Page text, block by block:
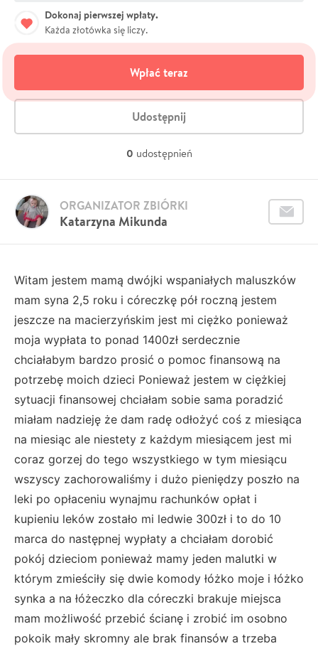
Dokonaj pierwszej wpłaty.
Każda złotówka się liczy.
Wpłać teraz
Udostępnij
0 udostępnień
Katarzyna Mikunda
ORGANIZATOR ZBIÓRKI
Witam jestem mamą dwójki wspaniałych maluszków
mam syna 2,5 roku i córeczkę pół roczną jestem
jeszcze na macierzyńskim jest mi ciężko ponieważ
moja wypłata to ponad 1400zł serdecznie
chciałabym bardzo prosić o pomoc finansową na
potrzebę moich dzieci Ponieważ jestem w ciężkiej
sytuacji finansowej chciałam sobie sama poradzić
miałam nadzieję że dam radę odłożyć coś z miesiąca
na miesiąc ale niestety z każdym miesiącem jest mi
coraz gorzej do tego wszystkiego w tym miesiącu
wszyscy zachorowaliśmy i dużo pieniędzy poszło na
leki po opłaceniu wynajmu rachunków opłat i
kupieniu leków zostało mi ledwie 300zł i to do 10
marca do następnej wypłaty a chciałam dorobić
pokój dzieciom ponieważ mamy jeden malutki w
którym zmieściły się dwie komody łóżko moje i łóżko
synka a na łóżeczko dla córeczki brakuje miejsca
mam możliwość przebić ścianę i zrobić im osobno
pokoik mały skromny ale brak finansów a trzeba